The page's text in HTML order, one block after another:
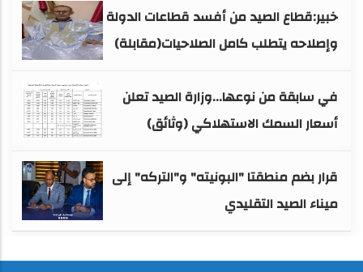
خبير:قطاع الصيد من أفسد قطاعات الدولة
وإصلاحه يتطلب كامل الصلاحيات(مقابلة)
في سابقة من نوعها...وزارة الصيد تعلن
أسعار السمك الاستهلاكي (وثائق)
قرار بضم منطقتا "البونيته" و"التركه" إلى
ميناء الصيد التقليدي